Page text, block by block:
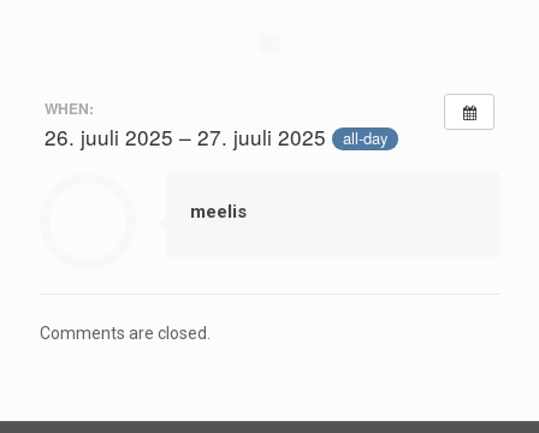
WHEN:
26. juuli 2025 – 27. juuli 2025 all-day
meelis
Comments are closed.